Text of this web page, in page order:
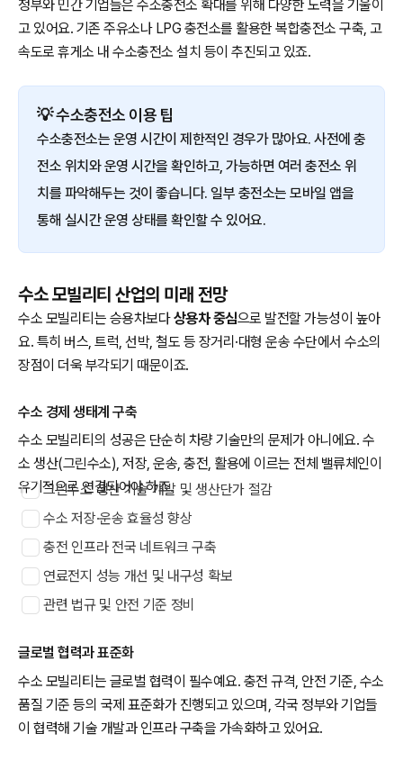
정부와 민간 기업들은 수소충전소 확대를 위해 다양한 노력을 기울이
고 있어요. 기존 주유소나 LPG 충전소를 활용한 복합충전소 구축, 고
속도로 휴게소 내 수소충전소 설치 등이 추진되고 있죠.
💡 수소충전소 이용 팁
수소충전소는 운영 시간이 제한적인 경우가 많아요. 사전에 충
전소 위치와 운영 시간을 확인하고, 가능하면 여러 충전소 위
치를 파악해두는 것이 좋습니다. 일부 충전소는 모바일 앱을
통해 실시간 운영 상태를 확인할 수 있어요.
수소 모빌리티 산업의 미래 전망
수소 모빌리티는 승용차보다상용차 중심으로 발전할 가능성이 높아
요. 특히 버스, 트럭, 선박, 철도 등 장거리·대형 운송 수단에서 수소의
장점이 더욱 부각되기 때문이죠.
수소 경제 생태계 구축
수소 모빌리티의 성공은 단순히 차량 기술만의 문제가 아니에요. 수
소 생산(그린수소), 저장, 운송, 충전, 활용에 이르는 전체 밸류체인이
유기적으로 연결되어야 하죠.
그린수소 생산 기술 개발 및 생산단가 절감
수소 저장·운송 효율성 향상
충전 인프라 전국 네트워크 구축
연료전지 성능 개선 및 내구성 확보
관련 법규 및 안전 기준 정비
글로벌 협력과 표준화
수소 모빌리티는 글로벌 협력이 필수예요. 충전 규격, 안전 기준, 수소
품질 기준 등의 국제 표준화가 진행되고 있으며, 각국 정부와 기업들
이 협력해 기술 개발과 인프라 구축을 가속화하고 있어요.